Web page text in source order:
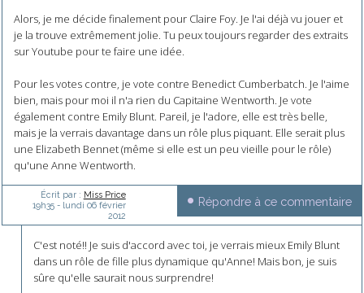
Alors, je me décide finalement pour Claire Foy. Je l'ai déjà vu jouer et
je la trouve extrêmement jolie. Tu peux toujours regarder des extraits
sur Youtube pour te faire une idée.
Pour les votes contre, je vote contre Benedict Cumberbatch. Je l'aime
bien, mais pour moi il n'a rien du Capitaine Wentworth. Je vote
également contre Emily Blunt. Pareil, je l'adore, elle est très belle,
mais je la verrais davantage dans un rôle plus piquant. Elle serait plus
une Elizabeth Bennet (même si elle est un peu vieille pour le rôle)
qu'une Anne Wentworth.
Écrit par : Miss Price
19h35- lundi 06 février
2012
Répondre à ce commentaire
C'est noté!! Je suis d'accord avec toi, je verrais mieux Emily Blunt
dans un rôle de fille plus dynamique qu'Anne! Mais bon, je suis
sûre qu'elle saurait nous surprendre!